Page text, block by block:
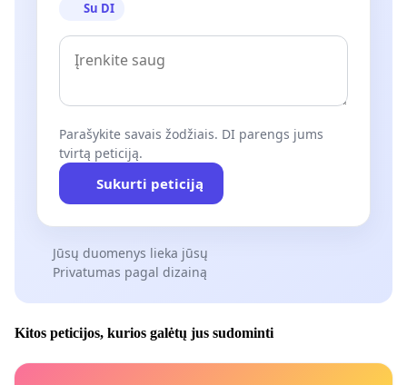
Su DI
Parašykite savais žodžiais. DI parengs jums
tvirtą peticiją.
Sukurti peticiją
Jūsų duomenys lieka jūsų
Privatumas pagal dizainą
Kitos peticijos, kurios galėtų jus sudominti